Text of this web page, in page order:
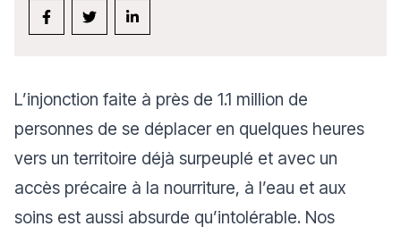
L’injonction faite à près de 1.1 million de
personnes de se déplacer en quelques heures
vers un territoire déjà surpeuplé et avec un
accès précaire à la nourriture, à l’eau et aux
soins est aussi absurde qu’intolérable. Nos